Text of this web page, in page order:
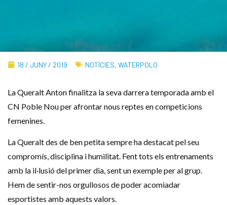
18 / JUNY / 2019 NOTÍCIES, WATERPOLO
La Queralt Anton finalitza la seva darrera temporada amb el
CN Poble Nou per afrontar nous reptes en competicions
femenines.
La Queralt des de ben petita sempre ha destacat pel seu
compromís, disciplina i humilitat. Fent tots els entrenaments
amb la il·lusió del primer dia, sent un exemple per al grup.
Hem de sentir-nos orgullosos de poder acomiadar
esportistes amb aquests valors.